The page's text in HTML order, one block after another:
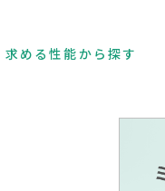
求める性能から探す